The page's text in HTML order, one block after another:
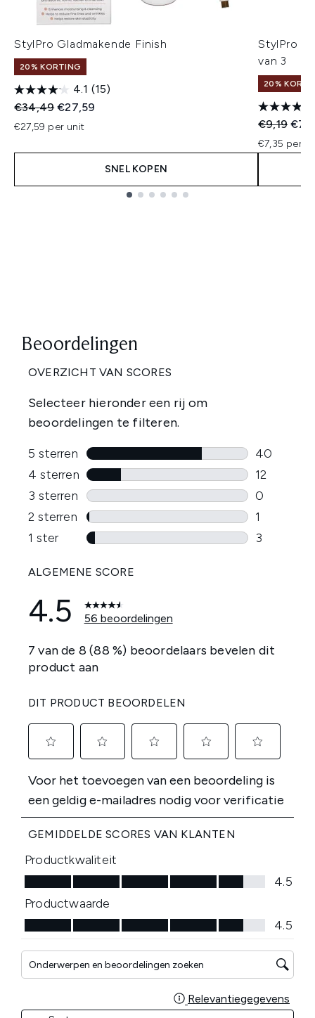
StylPro Gladmakende Finish
20% KORTING
4.1 (15)
Recommended Retail Price:
€34,49Huidige prijs:
€27,59
€27,59 per unit
SNEL KOPEN
StylPro
van 3
20%
€9,19
€7,35 per